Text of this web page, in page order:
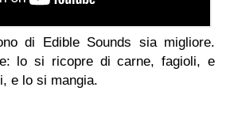
di Edible Sounds sia migliore.
lo si ricopre di carne, fagioli, e
e lo si mangia.